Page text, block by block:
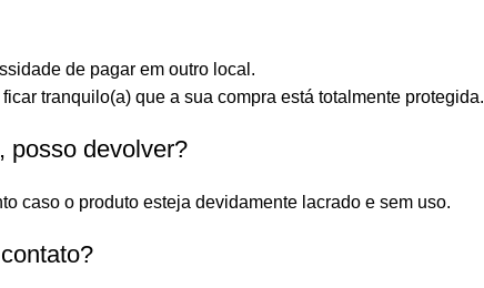
de pagar em outro local.
tranquilo(a) que a sua compra está totalmente protegida.
posso devolver?
caso o produto esteja devidamente lacrado e sem uso.